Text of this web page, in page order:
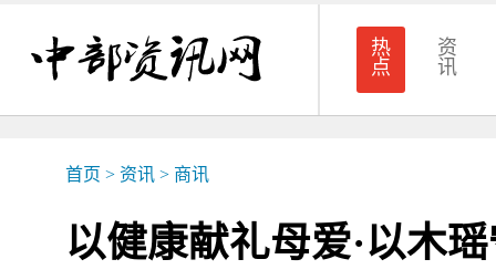
热
点
资
讯
首页 > 资讯 > 商讯
以健康献礼母爱·以木